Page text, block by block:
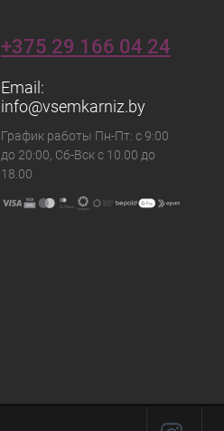
+375 29 166 04 24
Email:
info@vsemkarniz.by
График работы Пн-Пт: с 9:00
до 20:00, Сб-Вск с 10.00 до
18.00